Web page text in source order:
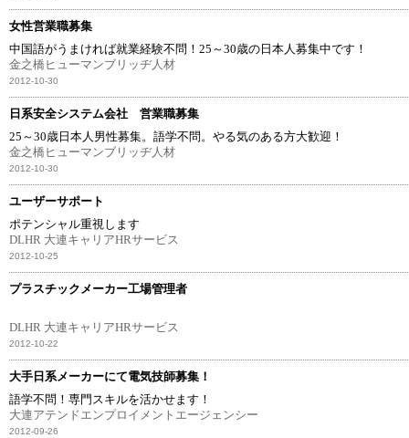
女性営業職募集
中国語がうまければ就業経験不問！25～30歳の日本人募集中です！
金之橋ヒューマンブリッヂ人材
2012-10-30
日系安全システム会社 営業職募集
25～30歳日本人男性募集。語学不問。やる気のある方大歓迎！
金之橋ヒューマンブリッヂ人材
2012-10-30
ユーザーサポート
ポテンシャル重視します
DLHR 大連キャリアHRサービス
2012-10-25
プラスチックメーカー工場管理者
DLHR 大連キャリアHRサービス
2012-10-22
大手日系メーカーにて電気技師募集！
語学不問！専門スキルを活かせます！
大連アテンドエンプロイメントエージェンシー
2012-09-26